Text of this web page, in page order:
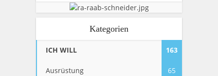
Kategorien
ICH WILL 163
Ausrüstung 65